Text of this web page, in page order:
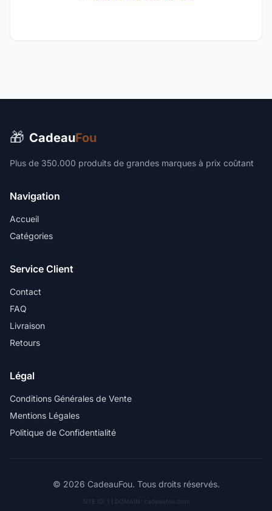
🎁 CadeauFou
Plus de 350.000 produits de grandes marques à prix coûtant
Navigation
Accueil
Catégories
Service Client
Contact
FAQ
Livraison
Retours
Légal
Conditions Générales de Vente
Mentions Légales
Politique de Confidentialité
© 2026 CadeauFou. Tous droits réservés.
SITE ID: 1 | DOMAIN: cadeaufou.com